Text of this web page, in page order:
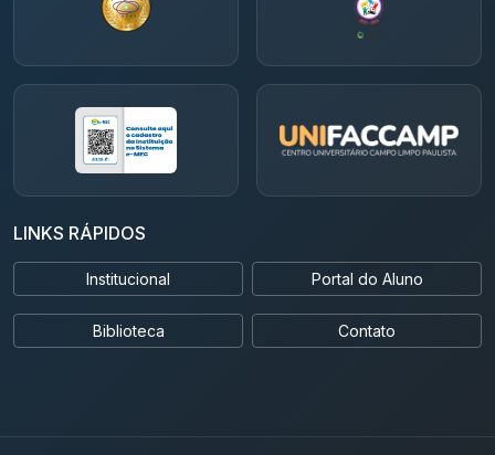
LINKS RÁPIDOS
Institucional Portal do Aluno
Biblioteca Contato